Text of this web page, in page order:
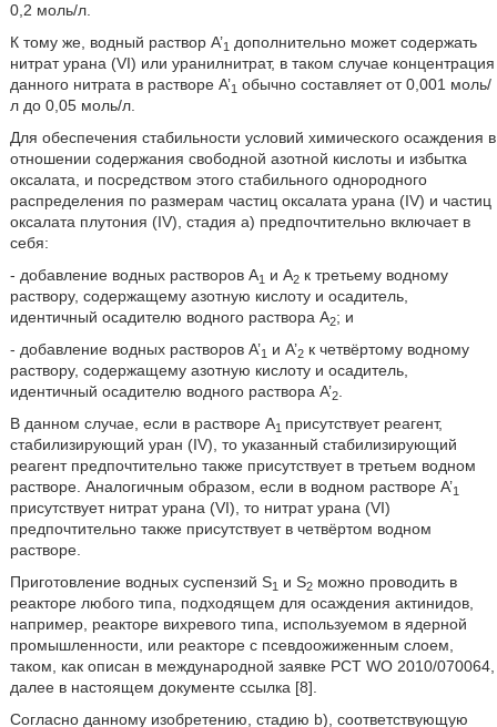
0,2 моль/л.
К тому же, водный раствор A’1 дополнительно может содержать
нитрат урана (VI) или уранилнитрат, в таком случае концентрация
данного нитрата в растворе A’1 обычно составляет от 0,001 моль/
л до 0,05 моль/л.
Для обеспечения стабильности условий химического осаждения в
отношении содержания свободной азотной кислоты и избытка
оксалата, и посредством этого стабильного однородного
распределения по размерам частиц оксалата урана (IV) и частиц
оксалата плутония (IV), стадия a) предпочтительно включает в
себя:
- добавление водных растворов A1 и A2к третьему водному
раствору, содержащему азотную кислоту и осадитель,
идентичный осадителю водного раствора A2; и
- добавление водных растворов A’1 и A’2к четвёртому водному
раствору, содержащему азотную кислоту и осадитель,
идентичный осадителю водного раствора A’2.
В данном случае, если в растворе A1 присутствует реагент,
стабилизирующий уран (IV), то указанный стабилизирующий
реагент предпочтительно также присутствует в третьем водном
растворе. Аналогичным образом, если в водном растворе A’1
присутствует нитрат урана (VI), то нитрат урана (VI)
предпочтительно также присутствует в четвёртом водном
растворе.
Приготовление водных суспензий S1 и S2можно проводить в
реакторе любого типа, подходящем для осаждения актинидов,
например, реакторе вихревого типа, используемом в ядерной
промышленности, или реакторе с псевдоожиженным слоем,
таком, как описан в международной заявке PCT WO 2010/070064,
далее в настоящем документе ссылка [8].
Согласно данному изобретению, стадию b), соответствующую